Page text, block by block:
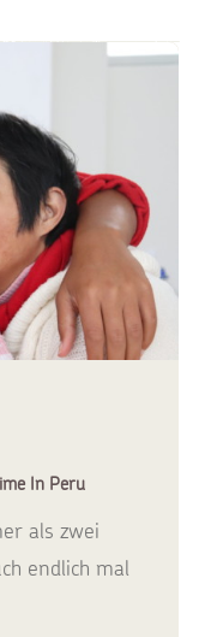
In Peru
als zwei
endlich mal